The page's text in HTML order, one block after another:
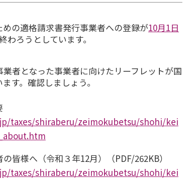
の適格請求書発⾏事業者への登録が10月1日
わろうとしています。
者となった事業者に向けたリーフレットが国
す。確認しましょう。
taxes/shiraberu/zeimokubetsu/shohi/kei
皆様へ（令和３年12月）（PDF/262KB）
taxes/shiraberu/zeimokubetsu/shohi/kei